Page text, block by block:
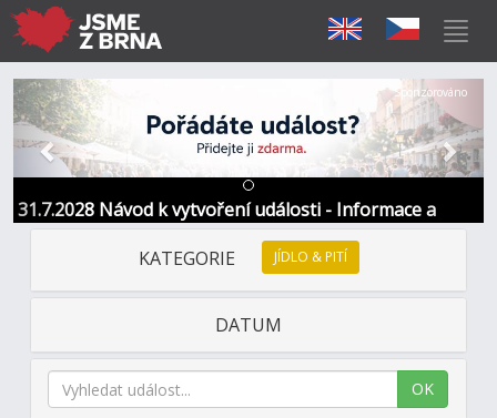
31.7.2028 Návod k vytvoření události - Informace a
kontakt
Předchozí Další
Sponzorováno
KATEGORIE JÍDLO & PITÍ
DATUM
OK